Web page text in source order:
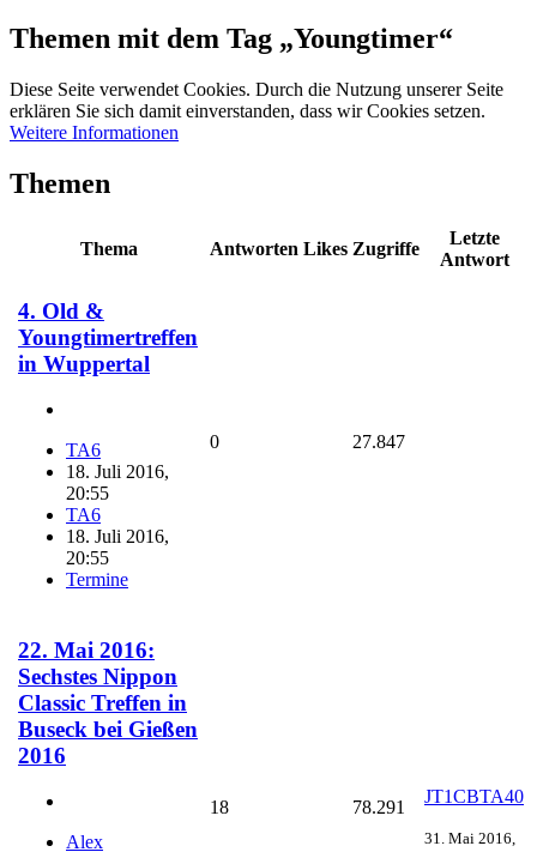
Themen mit dem Tag „Youngtimer“
Diese Seite verwendet Cookies. Durch die Nutzung unserer Seite
erklären Sie sich damit einverstanden, dass wir Cookies setzen.
Weitere Informationen
Themen
Thema Antworten Likes Zugriffe
Letzte
Antwort
4. Old &
Youngtimertreffen
in Wuppertal
TA6
18. Juli 2016,
20:55
TA6
18. Juli 2016,
20:55
Termine
0 27.847
22. Mai 2016:
Sechstes Nippon
Classic Treffen in
Buseck bei Gießen
2016
Alex
18 78.291
JT1CBTA40
31. Mai 2016,